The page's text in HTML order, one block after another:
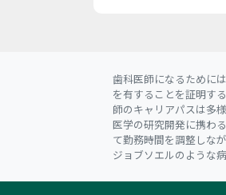
歯科医師になるために
を有することを証明す
師のキャリアパスは多
医学の研究開発に携わ
て勤務時間を調整しな
ジョブソエルのような